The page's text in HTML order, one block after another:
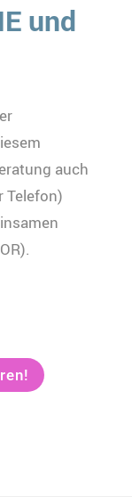
und
auch
Telefon)